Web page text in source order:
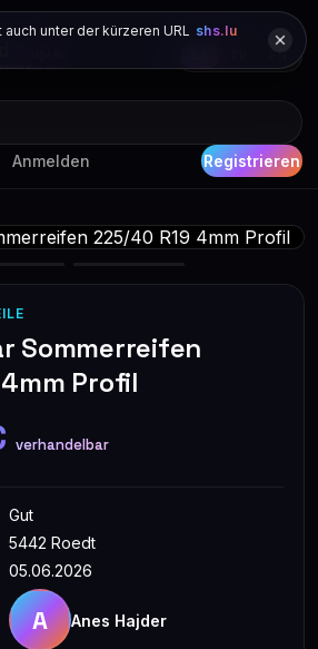
Anmelden Registrieren
unter der kürzeren URL shs.lu
Sommerreifen
Profil
verhandelbar
Gut
5442 Roedt
05.06.2026
A Anes Hajder